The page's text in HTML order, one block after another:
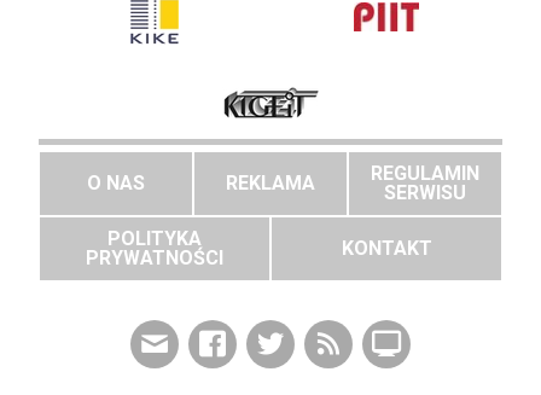
O NAS REKLAMA
REGULAMIN
SERWISU
POLITYKA
PRYWATNOŚCI
KONTAKT